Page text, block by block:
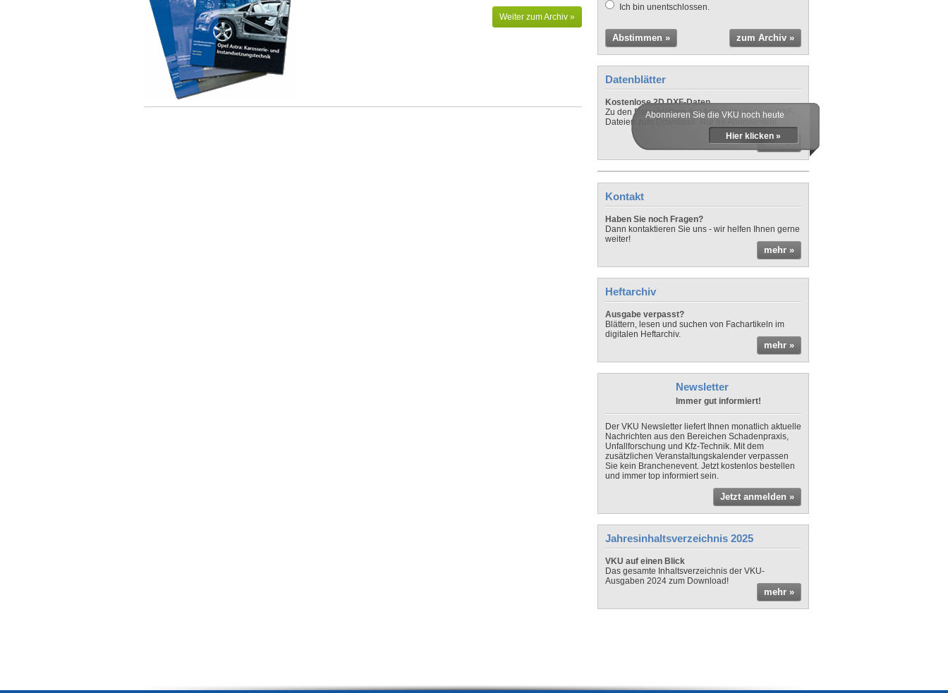
Weiter zum Archiv »
Ich bin unentschlossen.
Abstimmen » zum Archiv »
Datenblätter
Kostenlose 2D DXF-Daten
Zu den Datenblättern der Autos gibt es auch DXF-
Dateien zum Download. Nur für Abonnenten!
mehr »
Abonnieren Sie die VKU noch heute
Hier klicken »
Kontakt
Haben Sie noch Fragen?
Dann kontaktieren Sie uns - wir helfen Ihnen gerne
weiter!
mehr »
Heftarchiv
Ausgabe verpasst?
Blättern, lesen und suchen von Fachartikeln im
digitalen Heftarchiv.
mehr »
Newsletter
Immer gut informiert!
Der VKU Newsletter liefert Ihnen monatlich aktuelle
Nachrichten aus den Bereichen Schadenpraxis,
Unfallforschung und Kfz-Technik. Mit dem
zusätzlichen Veranstaltungskalender verpassen
Sie kein Branchenevent. Jetzt kostenlos bestellen
und immer top informiert sein.
Jetzt anmelden »
Jahresinhaltsverzeichnis 2025
VKU auf einen Blick
Das gesamte Inhaltsverzeichnis der VKU-
Ausgaben 2024 zum Download!
mehr »